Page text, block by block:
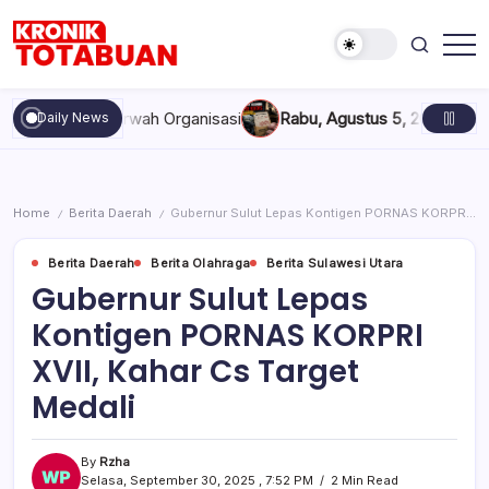
content
Totabuan
hari
ini
Kronik
Daily News
Marwah Organisasi Rabu, Agustus 5, 2026 , 11:44 AMAnak
Home / Berita Daerah / Gubernur Sulut Lepas Kontigen PORNAS KORPRI XVII, Kahar Cs Target Medali
Berita Daerah Berita Olahraga Berita Sulawesi Utara
Gubernur Sulut Lepas
Kontigen PORNAS KORPRI
XVII, Kahar Cs Target
Medali
By Rzha
Selasa, September 30, 2025 , 7:52 PM
2 Min Read